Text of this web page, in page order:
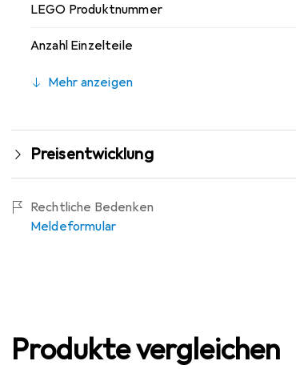
LEGO Produktnummer
Anzahl Einzelteile
Mehr anzeigen
Preisentwicklung
Rechtliche Bedenken
Meldeformular
Produkte vergleichen